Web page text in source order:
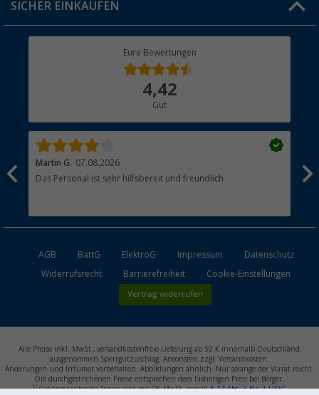
Rücksendung
SICHER EINKAUFEN
Eure Bewertungen
4,42
Gut
Martin G. 07.08.2026
Das Personal ist sehr hilfsbereit und freundlich
AGB BattG ElektroG Impressum
Datenschutz
Widerrufsrecht
Barrierefreiheit Cookie-Einstellungen
Vertrag widerrufen
Alle Preise inkl. MwSt., versandkostenfreie Lieferung ab 50 € innerhalb Deutschland,
ausgenommen Sperrgutzuschlag. Ansonsten zzgl. Versandkosten.
Änderungen und Irrtümer vorbehalten. Abbildungen ähnlich. Nur solange der Vorrat reicht.
Die durchgestrichenen Preise entsprechen dem bisherigen Preis bei Berger.
1)Gekennzeichnete Preise sind mit 0% MwSt. gemäß§ 12 Abs. 3 Nr. 1 UStG